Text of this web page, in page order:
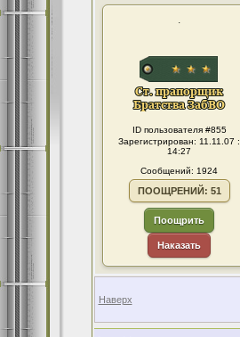
.
ID пользователя #855
Зарегистрирован: 11.11.07 :
14:27
Сообщений: 1924
ПООЩРЕНИЙ: 51
Поощрить
Наказать
Наверх